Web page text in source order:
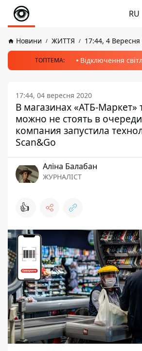
RU
Новини ЖИТТЯ 17:44, 4 Вересня
ТОПТЕМА: Відключення
17:44, 04 вересня 2020
В магазинах «АТБ-Маркет»
можно не стоять в очереди
компания запустила
Scan&Go
Аліна Балабан
ЖУРНАЛІСТ
👍